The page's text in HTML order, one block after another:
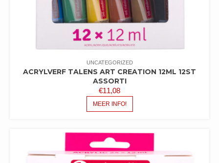
UNCATEGORIZED
ACRYLVERF TALENS ART CREATION 12ML 12ST
ASSORTI
€11,08
MEER INFO!